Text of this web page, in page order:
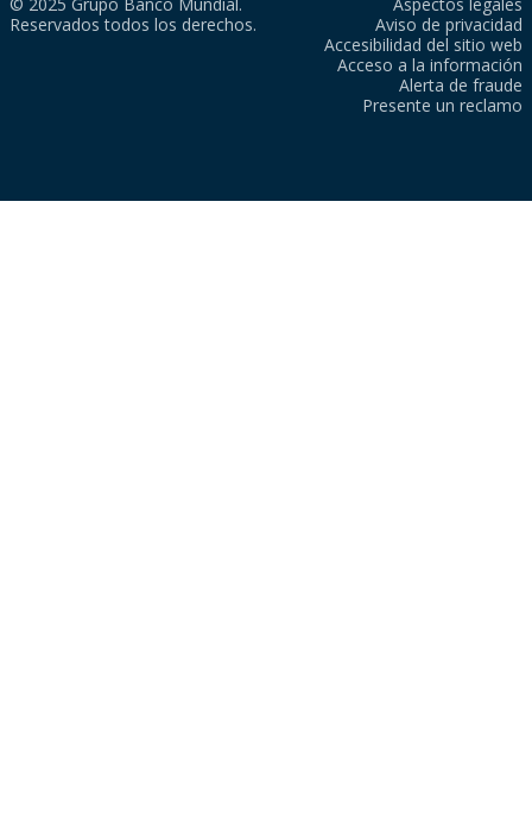
Reservados todos los derechos.
Aviso de privacidad
Accesibilidad del sitio web
Acceso a la información
Alerta de fraude
Presente un reclamo